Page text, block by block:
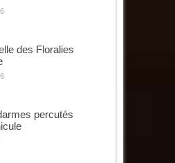
des Floralies
percutés